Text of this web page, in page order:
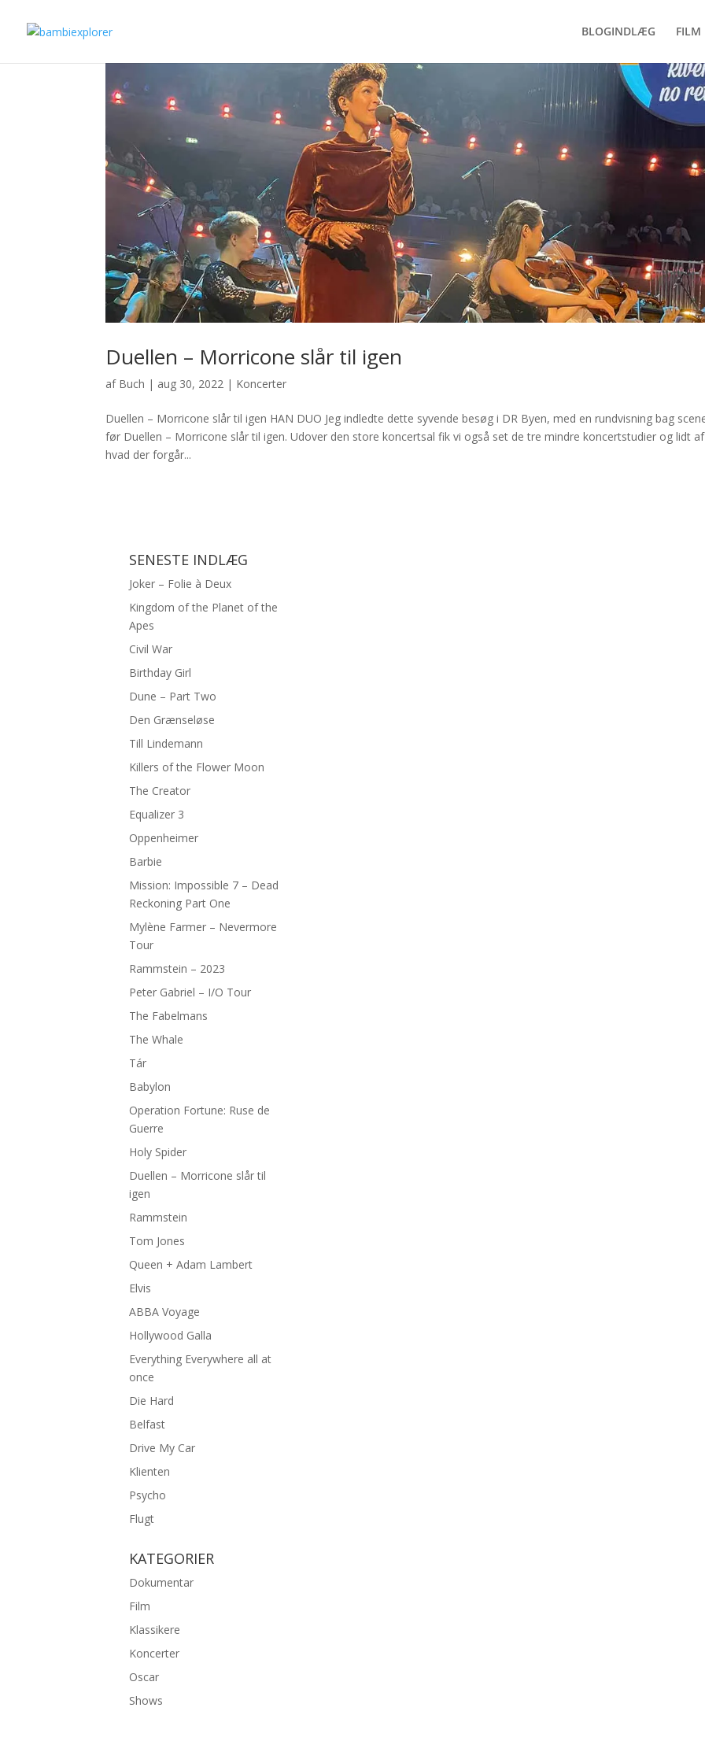
BLOGINDLÆG FILM
Duellen – Morricone slår til igen
af Buch | aug 30, 2022 | Koncerter
Duellen – Morricone slår til igen HAN DUO Jeg indledte dette syvende besøg i DR Byen, med en rundvisning bag
før Duellen – Morricone slår til igen. Udover den store koncertsal fik vi også set de tre mindre koncertstudier og lidt af
hvad der forgår...
SENESTE INDLÆG
Joker – Folie à Deux
Kingdom of the Planet of the
Apes
Civil War
Birthday Girl
Dune – Part Two
Den Grænseløse
Till Lindemann
Killers of the Flower Moon
The Creator
Equalizer 3
Oppenheimer
Barbie
Mission: Impossible 7 – Dead
Reckoning Part One
Mylène Farmer – Nevermore
Tour
Rammstein – 2023
Peter Gabriel – I/O Tour
The Fabelmans
The Whale
Tár
Babylon
Operation Fortune: Ruse de
Guerre
Holy Spider
Duellen – Morricone slår til
igen
Rammstein
Tom Jones
Queen + Adam Lambert
Elvis
ABBA Voyage
Hollywood Galla
Everything Everywhere all at
once
Die Hard
Belfast
Drive My Car
Klienten
Psycho
Flugt
KATEGORIER
Dokumentar
Film
Klassikere
Koncerter
Oscar
Shows